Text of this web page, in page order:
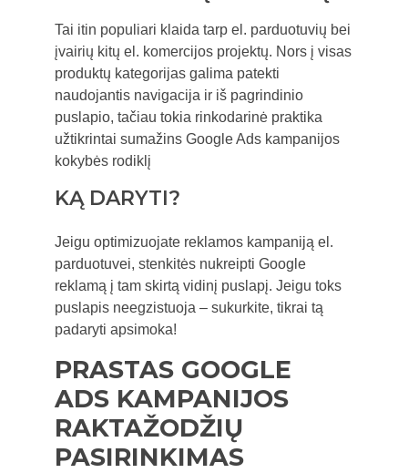
Tai itin populiari klaida tarp el. parduotuvių bei
įvairių kitų el. komercijos projektų. Nors į visas
produktų kategorijas galima patekti
naudojantis navigacija ir iš pagrindinio
puslapio, tačiau tokia rinkodarinė praktika
užtikrintai sumažins Google Ads kampanijos
kokybės rodiklį
KĄ DARYTI?
Jeigu optimizuojate reklamos kampaniją el.
parduotuvei, stenkitės nukreipti Google
reklamą į tam skirtą vidinį puslapį. Jeigu toks
puslapis neegzistuoja – sukurkite, tikrai tą
padaryti apsimoka!
PRASTAS GOOGLE
ADS KAMPANIJOS
RAKTAŽODŽIŲ
PASIRINKIMAS